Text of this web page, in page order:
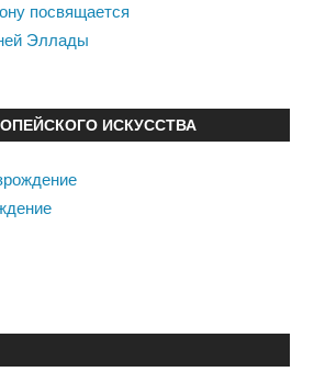
посвящается
Эллады
ИСКУССТВА